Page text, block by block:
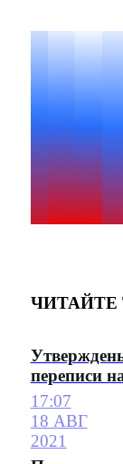
ЧИТАЙТЕ
переписи
17:07
18 АВГ
2021